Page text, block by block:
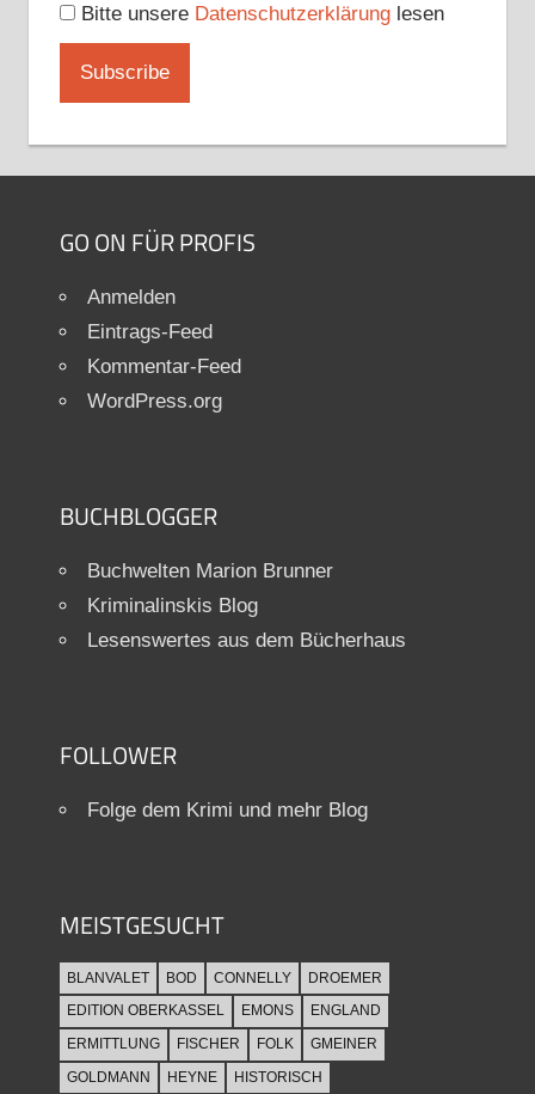
Bitte unsere Datenschutzerklärunglesen
GO ON FÜR PROFIS
Anmelden
Eintrags-Feed
Kommentar-Feed
WordPress.org
BUCHBLOGGER
Buchwelten Marion Brunner
Kriminalinskis Blog
Lesenswertes aus dem Bücherhaus
FOLLOWER
Folge dem Krimi und mehr Blog
MEISTGESUCHT
BLANVALET BOD CONNELLY
DROEMER
EDITION OBERKASSEL
EMONS
ENGLAND
ERMITTLUNG
FISCHER FOLK
GMEINER
GOLDMANN
HEYNE HISTORISCH